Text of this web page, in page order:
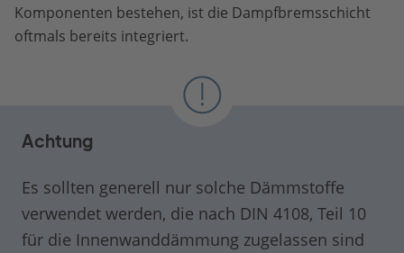
Komponenten bestehen, ist die Dampfbremsschicht
oftmals bereits integriert.
Achtung
Es sollten generell nur solche Dämmstoffe
verwendet werden, die nach DIN 4108, Teil 10
für die Innenwanddämmung zugelassen sind